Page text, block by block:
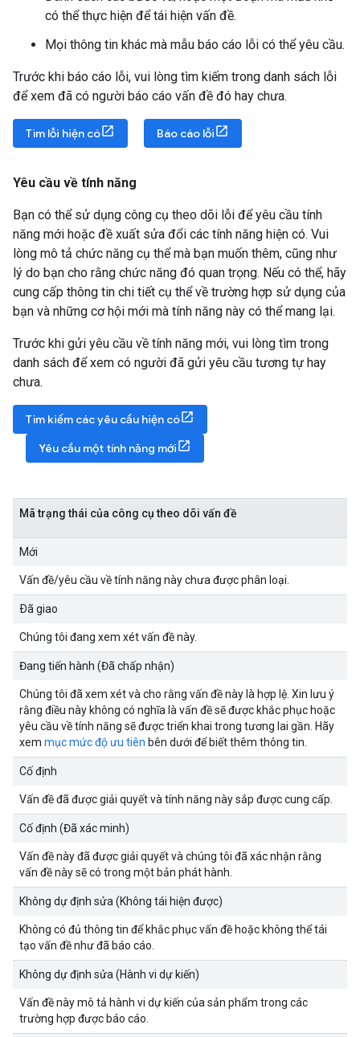
có thể thực hiện để tái hiện vấn đề.
Mọi thông tin khác mà mẫu báo cáo lỗi có thể yêu cầu.
Trước khi báo cáo lỗi, vui lòng tìm kiếm trong danh sách lỗi
để xem đã có người báo cáo vấn đề đó hay chưa.
Tìm lỗi hiện có Báo cáo lỗi
Yêu cầu về tính năng
Bạn có thể sử dụng công cụ theo dõi lỗi để yêu cầu tính
năng mới hoặc đề xuất sửa đổi các tính năng hiện có. Vui
lòng mô tả chức năng cụ thể mà bạn muốn thêm, cũng như
lý do bạn cho rằng chức năng đó quan trọng. Nếu có thể, hãy
cung cấp thông tin chi tiết cụ thể về trường hợp sử dụng của
bạn và những cơ hội mới mà tính năng này có thể mang lại.
Trước khi gửi yêu cầu về tính năng mới, vui lòng tìm trong
danh sách để xem có người đã gửi yêu cầu tương tự hay
chưa.
Tìm kiếm các yêu cầu hiện có
Yêu cầu một tính năng mới
Mã trạng thái của công cụ theo dõi vấn đề
Mới
Vấn đề/yêu cầu về tính năng này chưa được phân loại.
Ðã giao
Chúng tôi đang xem xét vấn đề này.
Đang tiến hành (Đã chấp nhận)
Chúng tôi đã xem xét và cho rằng vấn đề này là hợp lệ. Xin lưu ý
rằng điều này không có nghĩa là vấn đề sẽ được khắc phục hoặc
yêu cầu về tính năng sẽ được triển khai trong tương lai gần. Hãy
xem mục mức độ ưu tiên bên dưới để biết thêm thông tin.
Cố định
Vấn đề đã được giải quyết và tính năng này sắp được cung cấp.
Cố định (Đã xác minh)
Vấn đề này đã được giải quyết và chúng tôi đã xác nhận rằng
vấn đề này sẽ có trong một bản phát hành.
Không dự định sửa (Không tái hiện được)
Không có đủ thông tin để khắc phục vấn đề hoặc không thể tái
tạo vấn đề như đã báo cáo.
Không dự định sửa (Hành vi dự kiến)
Vấn đề này mô tả hành vi dự kiến của sản phẩm trong các
trường hợp được báo cáo.